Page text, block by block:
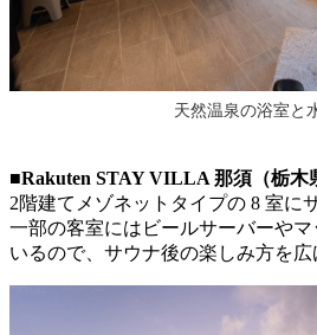
天然温泉の浴室と
■Rakuten STAY VILLA 那須（栃木
2階建てメゾネットタイプの 8 室に
一部の客室にはビールサーバーや
いるので、サウナ後の楽しみ方を広